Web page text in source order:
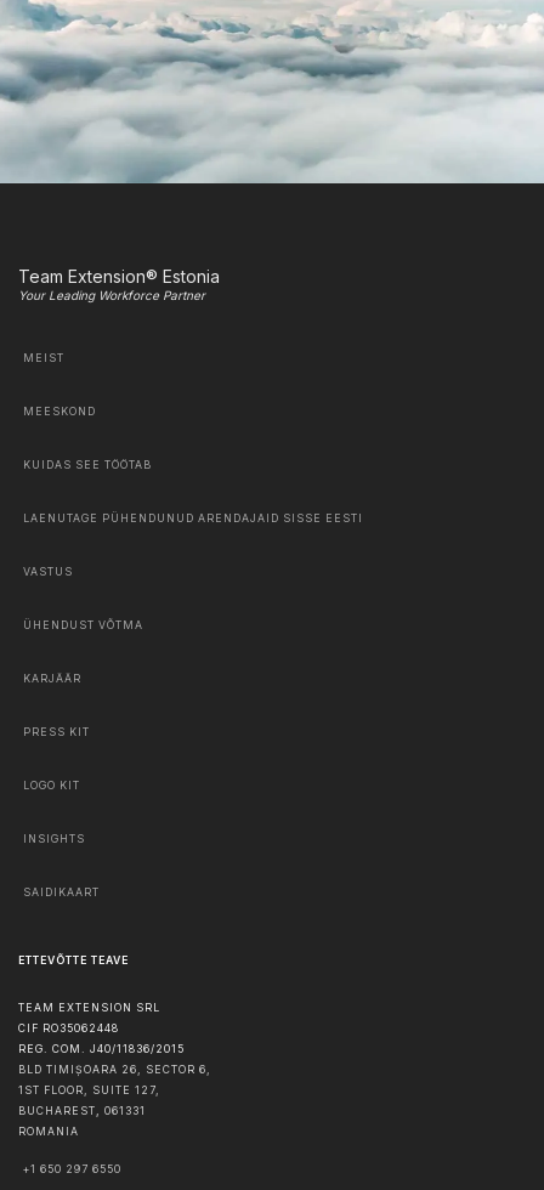
Team Extension® Estonia
Your Leading Workforce Partner
MEIST
MEESKOND
KUIDAS SEE TÖÖTAB
LAENUTAGE PÜHENDUNUD ARENDAJAID SISSE EESTI
VASTUS
ÜHENDUST VÕTMA
KARJÄÄR
PRESS KIT
LOGO KIT
INSIGHTS
SAIDIKAART
ETTEVÕTTE TEAVE
TEAM EXTENSION SRL
CIF RO35062448
REG. COM. J40/11836/2015
BLD TIMIȘOARA 26, SECTOR 6,
1ST FLOOR, SUITE 127,
BUCHAREST, 061331
ROMANIA
+1 650 297 6550